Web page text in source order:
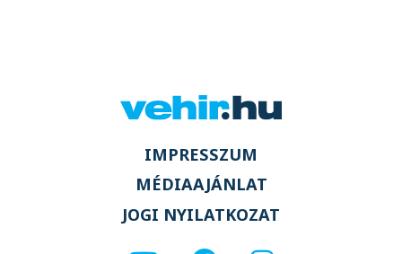
IMPRESSZUM
MÉDIAAJÁNLAT
JOGI NYILATKOZAT